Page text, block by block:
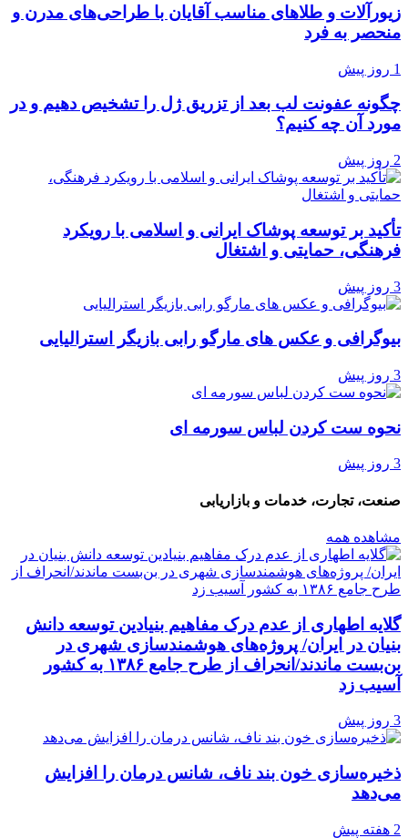
زیورآلات و طلاهای مناسب آقایان با طراحی‌های مدرن و
منحصر به فرد
1 روز پیش
چگونه عفونت لب بعد از تزریق ژل را تشخیص دهیم و در
مورد آن چه کنیم؟
2 روز پیش
تأکید بر توسعه پوشاک ایرانی و اسلامی با رویکرد
فرهنگی، حمایتی و اشتغال
3 روز پیش
بیوگرافی و عکس های مارگو رابی بازیگر استرالیایی
3 روز پیش
نحوه ست کردن لباس سورمه ای
3 روز پیش
صنعت، تجارت، خدمات و بازاریابی
مشاهده همه
گلایه اطهاری از عدم درک مفاهیم بنیادین توسعه دانش
بنیان در ایران/ پروژه‌های هوشمندسازی شهری در
بن‌بست ماندند/انحراف از طرح جامع ۱۳۸۶ به کشور
آسیب زد
3 روز پیش
ذخیره‌سازی خون بند ناف، شانس درمان را افزایش
می‌دهد
2 هفته پیش